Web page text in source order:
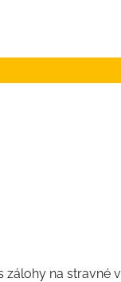
zálohy na stravné